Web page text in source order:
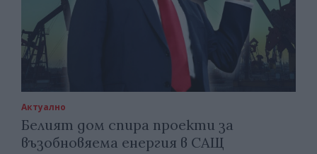
Актуално
Белият дом спира проекти за
възобновяема енергия в САЩ